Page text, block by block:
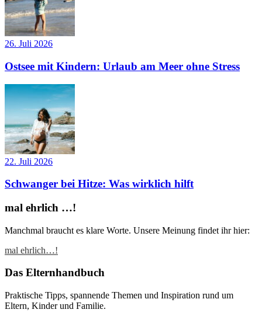
26. Juli 2026
Ostsee mit Kindern: Urlaub am Meer ohne Stress
22. Juli 2026
Schwanger bei Hitze: Was wirklich hilft
mal ehrlich …!
Manchmal braucht es klare Worte. Unsere Meinung findet ihr hier:
mal ehrlich…!
Das Elternhandbuch
Praktische Tipps, spannende Themen und Inspiration rund um
Eltern, Kinder und Familie.